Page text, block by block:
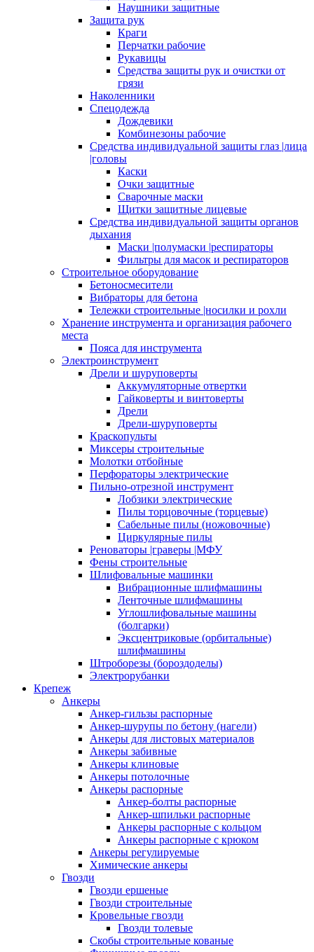
Наушники защитные
Защита рук
Краги
Перчатки рабочие
Рукавицы
Средства защиты рук и очистки от
грязи
Наколенники
Спецодежда
Дождевики
Комбинезоны рабочие
Средства индивидуальной защиты глаз |лица
|головы
Каски
Очки защитные
Сварочные маски
Щитки защитные лицевые
Средства индивидуальной защиты органов
дыхания
Маски |полумаски |респираторы
Фильтры для масок и респираторов
Строительное оборудование
Бетоносмесители
Вибраторы для бетона
Тележки строительные |носилки и рохли
Хранение инструмента и организация рабочего
места
Пояса для инструмента
Электроинструмент
Дрели и шуруповерты
Аккумуляторные отвертки
Гайковерты и винтоверты
Дрели
Дрели-шуруповерты
Краскопульты
Миксеры строительные
Молотки отбойные
Перфораторы электрические
Пильно-отрезной инструмент
Лобзики электрические
Пилы торцовочные (торцевые)
Сабельные пилы (ножовочные)
Циркулярные пилы
Реноваторы |граверы |МФУ
Фены строительные
Шлифовальные машинки
Вибрационные шлифмашины
Ленточные шлифмашины
Углошлифовальные машины
(болгарки)
Эксцентриковые (орбитальные)
шлифмашины
Штроборезы (бороздоделы)
Электрорубанки
Крепеж
Анкеры
Анкер-гильзы распорные
Анкер-шурупы по бетону (нагели)
Анкеры для листовых материалов
Анкеры забивные
Анкеры клиновые
Анкеры потолочные
Анкеры распорные
Анкер-болты распорные
Анкер-шпильки распорные
Анкеры распорные с кольцом
Анкеры распорные с крюком
Анкеры регулируемые
Химические анкеры
Гвозди
Гвозди ершеные
Гвозди строительные
Кровельные гвозди
Гвозди толевые
Скобы строительные кованые